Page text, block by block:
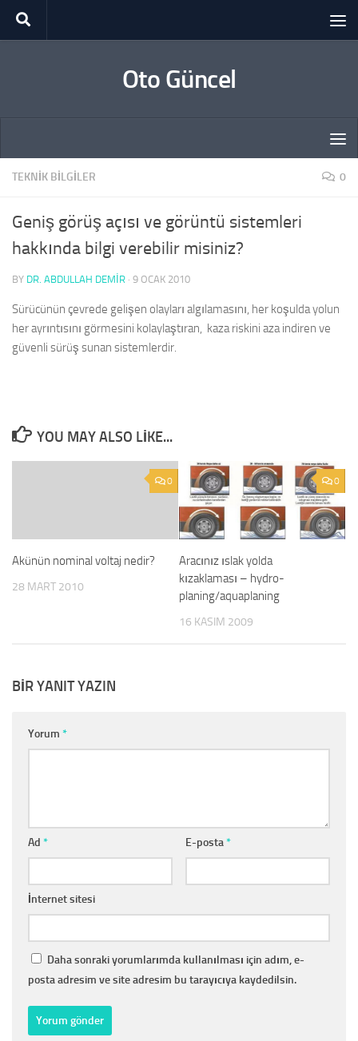
Skip to content
Oto Güncel
TEKNIK BILGILER 0
Geniş görüş açısı ve görüntü sistemleri
hakkında bilgi verebilir misiniz?
BY DR. ABDULLAH DEMİR · 9 OCAK 2010
Sürücünün çevrede gelişen olayları algılamasını, her koşulda yolun
her ayrıntısını görmesini kolaylaştıran, kaza riskini aza indiren ve
güvenli sürüş sunan sistemlerdir.
YOU MAY ALSO LIKE...
0
Akünün nominal voltaj nedir?
28 MART 2010
0
Aracınız ıslak yolda
kızaklaması – hydro-
planing/aquaplaning
16 KASIM 2009
BIR YANIT YAZIN
Yorum *
Ad * E-posta*
İnternet sitesi
Daha sonraki yorumlarımda kullanılması için adım, e-
posta adresim ve site adresim bu tarayıcıya kaydedilsin.